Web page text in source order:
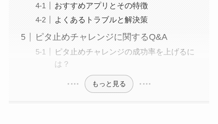
おすすめアプリとその特徴
よくあるトラブルと解決策
ピタ止めチャレンジに関するQ&A
ピタ止めチャレンジの成功率を上げるに
は？
もっと見る